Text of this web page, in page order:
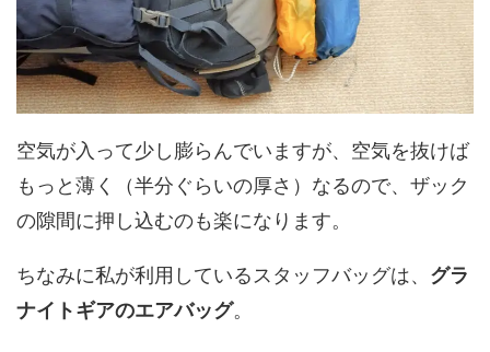
空気が入って少し膨らんでいますが、空気を抜けば
もっと薄く（半分ぐらいの厚さ）なるので、ザック
の隙間に押し込むのも楽になります。
ちなみに私が利用しているスタッフバッグは、 グラ
ナイトギアのエアバッグ。